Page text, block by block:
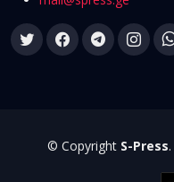
© Copyright S-Press.